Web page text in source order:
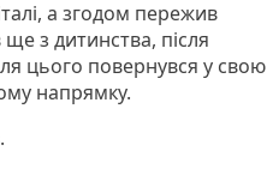
а згодом пережив
з дитинства, після
цього повернувся у свою
напрямку.